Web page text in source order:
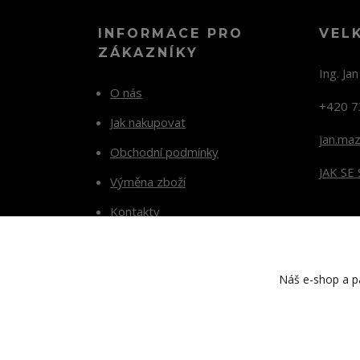
INFORMACE PRO
ZÁKAZNÍKY
O nás
Jak nakupovat
Obchodní podmínky
Výměna zboží
Kontakty
Ing.
+420
JAK
Náš e-shop a